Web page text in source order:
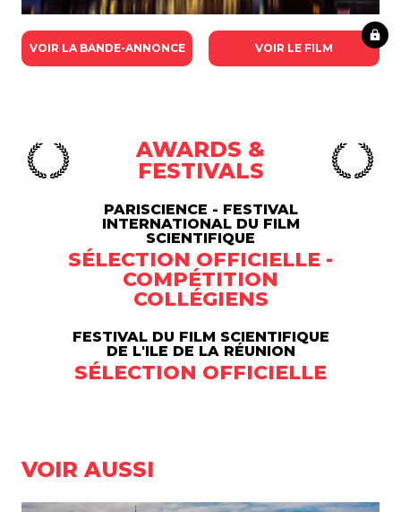
VOIR LA BANDE-ANNONCE VOIR LE FILM
AWARDS &
FESTIVALS
PARISCIENCE - FESTIVAL
INTERNATIONAL DU FILM
SCIENTIFIQUE
SÉLECTION OFFICIELLE -
COMPÉTITION
COLLÉGIENS
FESTIVAL DU FILM SCIENTIFIQUE
DE L'ILE DE LA RÉUNION
SÉLECTION OFFICIELLE
VOIR AUSSI